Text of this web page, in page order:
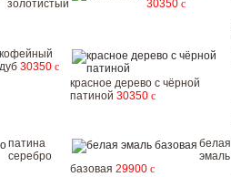
золотистый
30350 c
кофейный
дуб 30350 c
красное дерево с чёрной
патиной 30350 c
патина
серебро
белая
эмаль
базовая 29900 c